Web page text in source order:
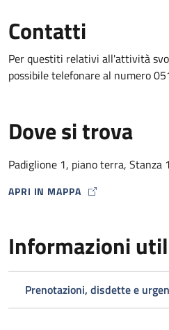
Contatti
Per questiti relativi all'attività
possibile telefonare al numero
Dove si trova
Padiglione 1, piano terra, Stanza
APRI IN MAPPA
MAP ICON
Informazioni
Prenotazioni, disdette e